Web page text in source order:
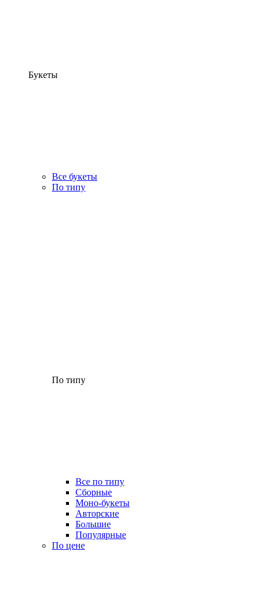
Букеты
Все букеты
По типу
По типу
Все по типу
Сборные
Моно-букеты
Авторские
Большие
Популярные
По цене